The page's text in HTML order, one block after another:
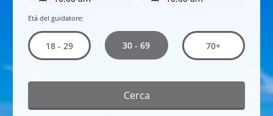
Età del guidatore:
18 - 29 30 - 69 70+
Cerca